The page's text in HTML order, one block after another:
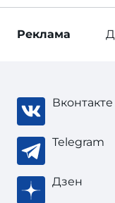
Реклама
Вконтакте
Telegram
Дзен